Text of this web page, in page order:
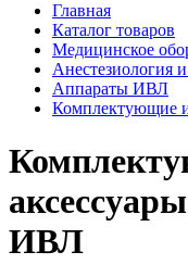
Главная
Каталог товаров
Медицинское
Анестезиология
Аппараты ИВЛ
Комплектующие
ИВЛ